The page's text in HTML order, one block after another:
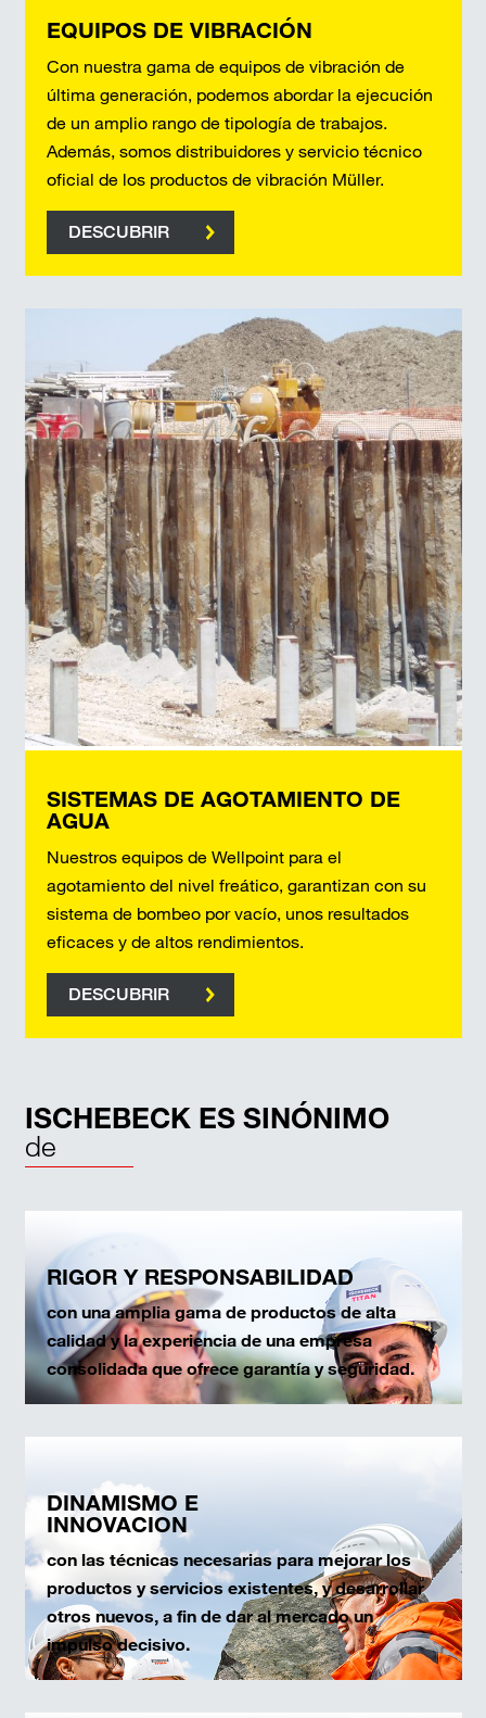
EQUIPOS DE VIBRACIÓN
Con nuestra gama de equipos de vibración de
última generación, podemos abordar la ejecución
de un amplio rango de tipología de trabajos.
Además, somos distribuidores y servicio técnico
oficial de los productos de vibración Müller.
DESCUBRIR
SISTEMAS DE AGOTAMIENTO DE
AGUA
Nuestros equipos de Wellpoint para el
agotamiento del nivel freático, garantizan con su
sistema de bombeo por vacío, unos resultados
eficaces y de altos rendimientos.
DESCUBRIR
ISCHEBECK ES SINÓNIMO
de
RIGOR Y RESPONSABILIDAD
con una amplia gama de productos de alta
calidad y la experiencia de una empresa
consolidada que ofrece garantía y seguridad.
DINAMISMO E
INNOVACION
con las técnicas necesarias para mejorar los
productos y servicios existentes, y desarrollar
otros nuevos, a fin de dar al mercado un
impulso decisivo.